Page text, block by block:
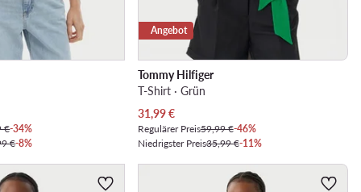
€-34%
€-8%
Angebot
Tommy Hilfiger
T-Shirt · Grün
Aktueller Preis
31,99€
Regulärer Preis59,99 €-46%
Niedrigster Preis35,99 €-11%